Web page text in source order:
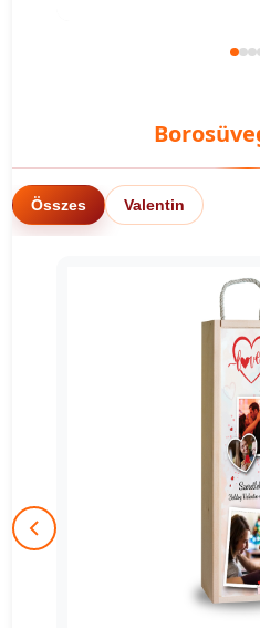
Összes Valentin